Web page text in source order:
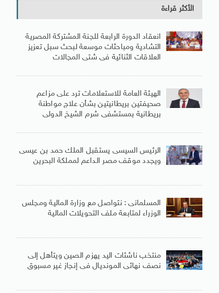
الأكثر قراءة
انعقاد الدورة الرابعة للجنة المشتركة المصرية
التشادية ومباحثات موسعة لبحث سبل تعزيز
العلاقات الثنائية فى شتى المجالات
الهيئة العامة للاستعلامات ترد على مزاعم
صحيفتين بريطانيتين بشأن علاج مواطنة
بريطانية بمستشفى شرم الشيخ الدولى
الرئيس السيسى يستقبل الملك حمد بن عيسى
ويجدد موقف مصر الداعم لمملكة البحرين
المسلمانى : نتواصل مع وزارة المالية ومجلس
الوزراء لمتابعة ملف التحويلات المالية
منتخب ناشئات اليد يهزم الصين ويتأهل إلى
نصف نهائى المونديال فى إنجاز غير مسبوق